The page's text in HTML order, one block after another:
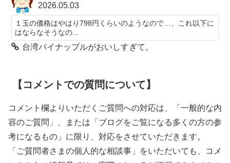
2026.05.03
１玉の価格はやはり798円くらいのようなので…、これ以下に
はならなそうなの...
台湾パイナップルがおいしすぎて。
【コメントでの質問について】
コメント欄よりいただくご質問への対応は、「一般的な内
容のご質問」、または「ブログをご覧になる多くの方の参
考になるもの」に限り、対応をさせていただきます。
「ご質問者さまの個人的な相談事」をいただいても、コメ